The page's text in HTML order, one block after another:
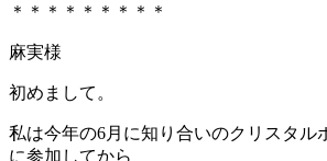
＊＊＊＊＊＊＊＊＊
麻実様
初めまして。
私は今年の6月に知り合いのクリスタル
に参加してから